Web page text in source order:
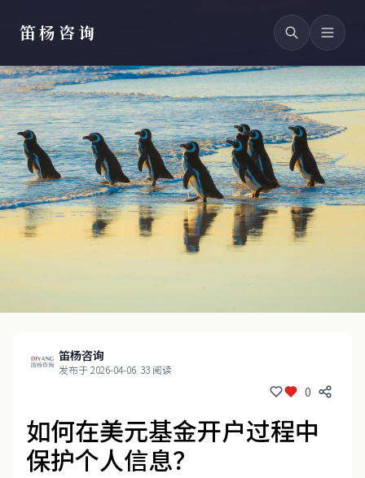
笛杨咨询
笛杨咨询
发布于 2026-04-06/33 阅读
0
如何在美元基金开户过程中
保护个人信息？